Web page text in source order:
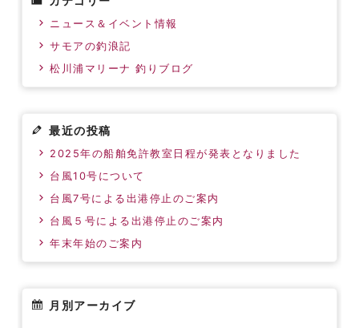
ニュース＆イベント情報
サモアの釣浪記
松川浦マリーナ 釣りブログ
最近の投稿
2025年の船舶免許教室日程が発表となりました
台風10号について
台風7号による出港停止のご案内
台風５号による出港停止のご案内
年末年始のご案内
月別アーカイブ